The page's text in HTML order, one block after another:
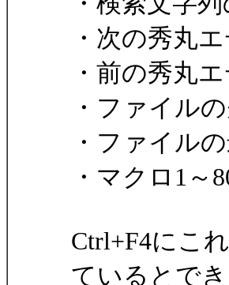
・次の秀丸
・前の秀丸
・ファイル
・ファイル
・マクロ1～
Ctrl+F4にこ
ているとでき